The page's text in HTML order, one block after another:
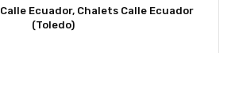
Calle Ecuador, Chalets Calle Ecuador
(Toledo)